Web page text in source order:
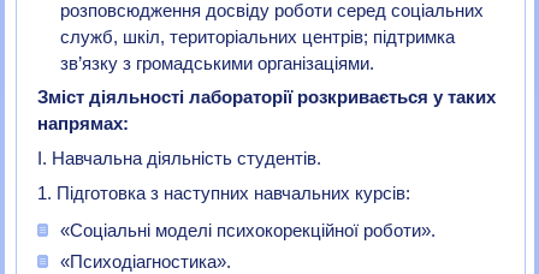
розповсюдження досвіду роботи серед соціальних
служб, шкіл, територіальних центрів; підтримка
зв’язку з громадськими організаціями.
Зміст діяльності лабораторії розкривається у таких
напрямах:
І. Навчальна діяльність студентів.
1. Підготовка з наступних навчальних курсів:
«Соціальні моделі психокорекційної роботи».
«Психодіагностика».